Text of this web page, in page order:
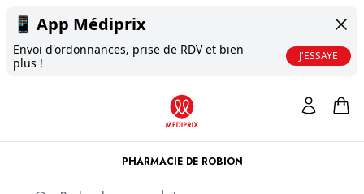
📱 App Médiprix
Envoi d'ordonnances, prise de RDV et bien
plus !
J'ESSAYE
PHARMACIE DE ROBION